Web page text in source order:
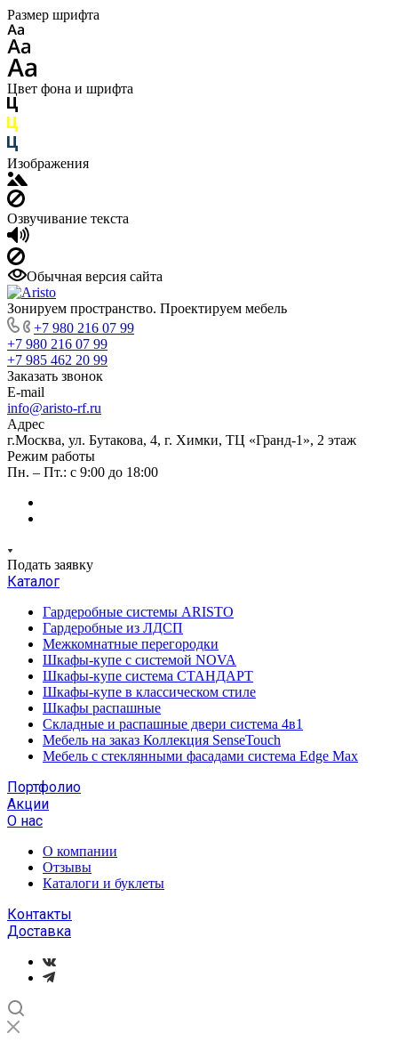
Размер шрифта
Цвет фона и шрифта
Изображения
Озвучивание текста
Обычная версия сайта
Зонируем пространство. Проектируем мебель
+7 980 216 07 99
+7 980 216 07 99
+7 985 462 20 99
Заказать звонок
E-mail
info@aristo-rf.ru
Адрес
г.Москва, ул. Бутакова, 4, г. Химки, ТЦ «Гранд-1», 2 этаж
Режим работы
Пн. – Пт.: с 9:00 до 18:00
Подать заявку
Каталог
Гардеробные системы ARISTO
Гардеробные из ЛДСП
Межкомнатные перегородки
Шкафы-купе с системой NOVA
Шкафы-купе система СТАНДАРТ
Шкафы-купе в классическом стиле
Шкафы распашные
Складные и распашные двери система 4в1
Мебель на заказ Коллекция SenseTouch
Мебель с стеклянными фасадами система Edge Max
Портфолио
Акции
О нас
О компании
Отзывы
Каталоги и буклеты
Контакты
Доставка